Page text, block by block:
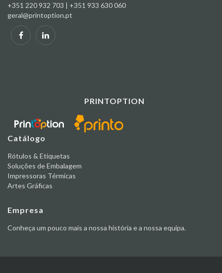
+351 220 932 703 | +351 933 630 060
geral@printoption.pt
PRINTOPTION
Catálogo
Rótulos & Etiquetas
Soluções de Embalagem
Impressoras Térmicas
Artes Gráficas
Empresa
Conheça um pouco mais a nossa história e a nossa equipa.